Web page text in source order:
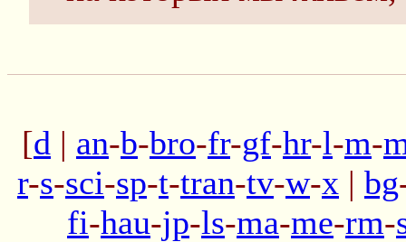
[d | an-b-bro-fr-gf-hr-l-m-
r-s-sci-sp-t-tran-tv-w-x | bg
fi-hau-jp-ls-ma-me-rm-